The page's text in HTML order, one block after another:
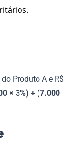
Produto A e R$
× 3%) + (7.000